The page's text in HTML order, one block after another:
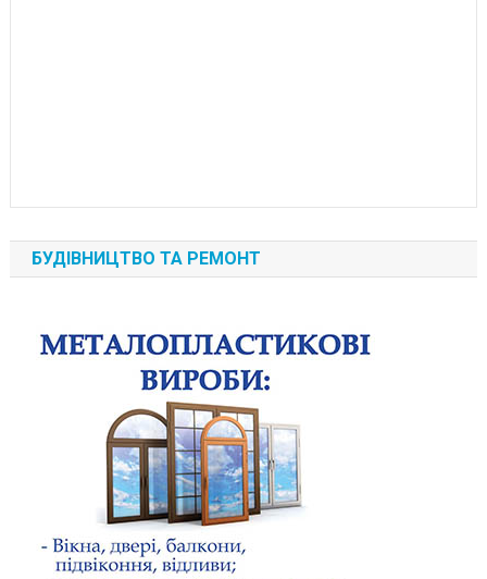
БУДІВНИЦТВО ТА РЕМОНТ